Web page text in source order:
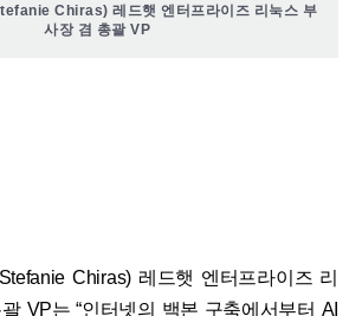
Chiras) 레드햇 엔터프라이즈 리눅스 부
사장 겸 총괄 VP
Chiras) 레드햇 엔터프라이즈 리
VP는 “인터넷의 백본 구축에서부터 AI